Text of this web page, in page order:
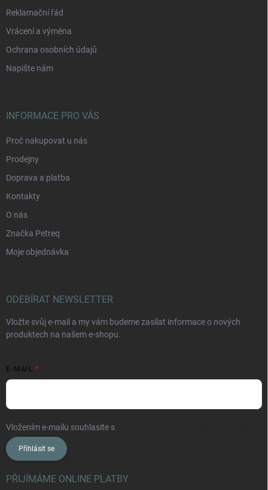
Reklamační řád
Vrácení a výměna
Ochrana osobních údajů
Napište nám
INFORMACE PRO VÁS
Proč nakupovat u nás
Prodejny
Doprava a platba
Kontakty
O nás
Značka Petreq
Moje objednávka
ODEBÍRAT NEWSLETTER
Vložte svůj e-mail a my vám budeme zasílat informace o nových
produktech na našem e-shopu.
E-MAIL
Vložením e-mailu souhlasíte s
Přihlásit se
PŘIJÍMÁME ONLINE PLATBY